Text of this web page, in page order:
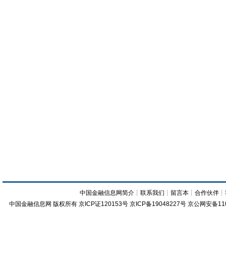
中国金融信息网简介 ┊联系我们 ┊ 留言本 ┊合作伙伴 ┊
中国金融信息网 版权所有 京ICP证120153号 京ICP备19048227号 京公网安备